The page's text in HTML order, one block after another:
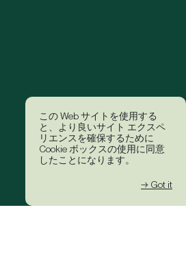
この Web サイトを使用する
と、より良いサイト エクスペ
リエンスを確保するために
Cookie ボックスの使用に同意
したことになります。
→ Got it